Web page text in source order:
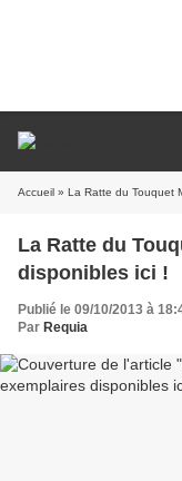
Accueil » La Ratte du Touquet
La Ratte du
disponibles ici !
Publié le 09/10/2013 à
Par Requia